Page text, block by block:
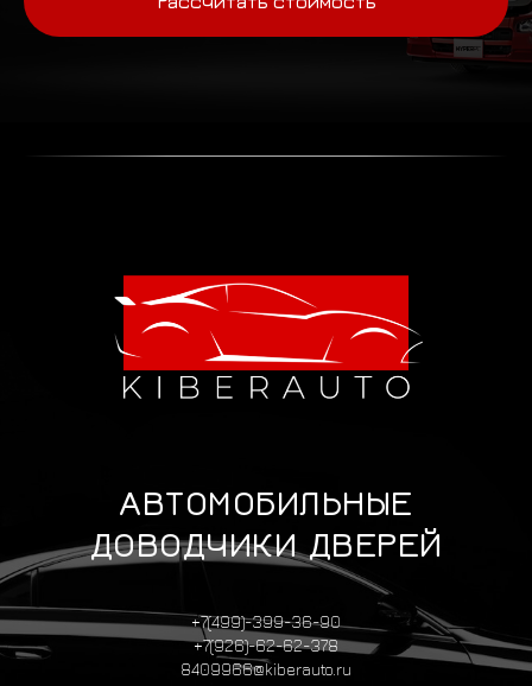
АВТОМОБИЛЬНЫЕ
ДОВОДЧИКИ ДВЕРЕЙ
+7(499)-399-36-90
+7(926)-62-62-378
8409966@kiberauto.ru